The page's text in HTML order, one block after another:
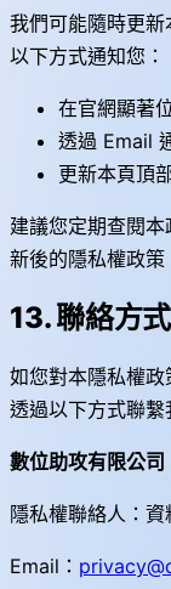
我們可能隨時更
以下方式通知您：
在官網顯著
透過 Email
更新本頁頂
建議您定期查閱
新後的隱私權政策
13. 聯絡方式
如您對本隱私權
透過以下方式聯繫
數位助攻有限公
隱私權聯絡人：
Email：